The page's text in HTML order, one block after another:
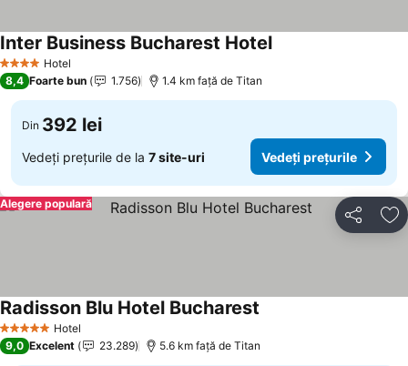
4 Stele Hotel
Inter Business Bucharest Hotel
8,4 Foarte bun 1.756 1.4 km faţă de Titan
Din 392 lei
Vedeți prețurile de la 7 site-uri Vedeți prețurile
Distribuiți
Alegere populară
5 Stele Hotel
Radisson Blu Hotel Bucharest
9,0 Excelent 23.289 5.6 km faţă de Titan